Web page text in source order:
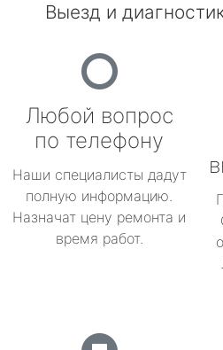
Выезд и
Любой вопрос
по телефону
Наши специалисты дадут
полную информацию.
Назначат цену ремонта и
время работ.